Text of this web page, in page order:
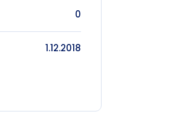
0
1.12.2018